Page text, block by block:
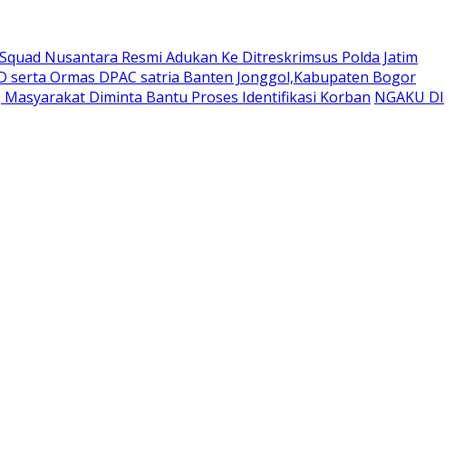
Nusantara Resmi Adukan Ke Ditreskrimsus Polda Jatim
serta Ormas DPAC satria Banten Jonggol,Kabupaten Bogor
Masyarakat Diminta Bantu Proses Identifikasi Korban NGAKU DI